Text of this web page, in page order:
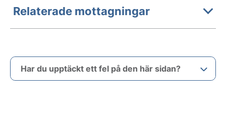
Relaterade mottagningar
Har du upptäckt ett fel på den här sidan?